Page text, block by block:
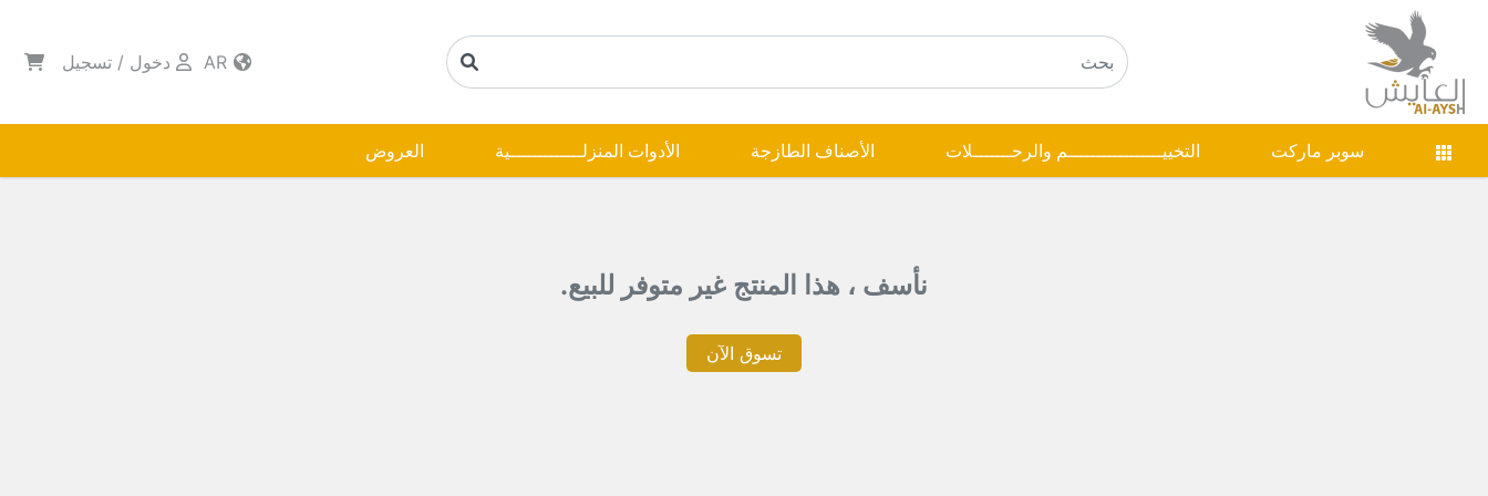
دخول / تسجيل
سوبر ماركت التخييـــــــــــــــــم والرحـــــــلات الأصناف الطازجة الأدوات المنزلـــــــــــــية العروض
نأسف ، هذا المنتج غير متوفر للبيع.
تسوق الآن